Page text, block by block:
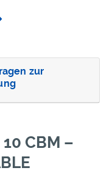
zur
CBM –